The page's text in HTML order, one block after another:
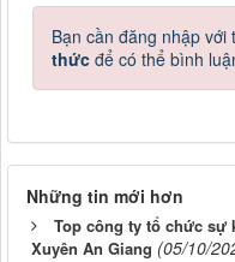
Bạn cần đăng nhập với
thức để có thể bình
Những tin mới hơn
Top công ty tổ chức sự
Xuyên An Giang (05/10/